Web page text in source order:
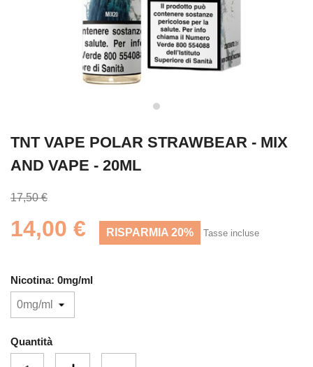
TNT VAPE POLAR STRAWBEAR - MIX
AND VAPE - 20ML
17,50 €
14,00 € RISPARMIA 20% Tasse incluse
Nicotina: 0mg/ml
Quantità